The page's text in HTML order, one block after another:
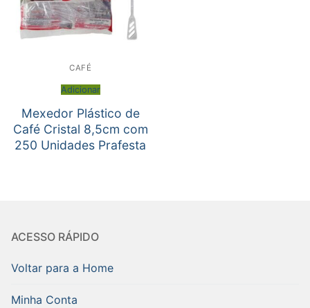
CAFÉ
Adicionar
Mexedor Plástico de
Café Cristal 8,5cm com
250 Unidades Prafesta
ACESSO RÁPIDO
Voltar para a Home
Minha Conta